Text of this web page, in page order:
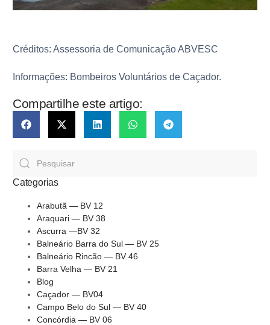
Créditos: Assessoria de Comunicação ABVESC
Informações: Bombeiros Voluntários de Caçador.
Compartilhe este artigo:
Categorias
Arabutã — BV 12
Araquari — BV 38
Ascurra —BV 32
Balneário Barra do Sul — BV 25
Balneário Rincão — BV 46
Barra Velha — BV 21
Blog
Caçador — BV04
Campo Belo do Sul — BV 40
Concórdia — BV 06